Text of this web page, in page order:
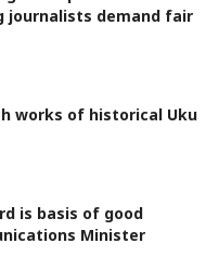
journalists demand fair
works of historical Uku
is basis of good
Minister